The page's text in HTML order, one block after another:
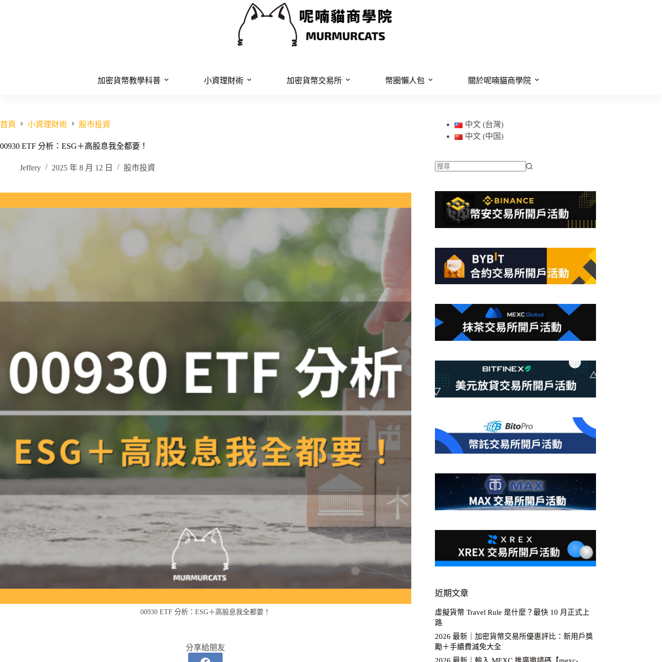
加密貨幣教學科普
小資理財術 加密貨幣交易所 幣圈懶人包 關於呢喃貓商學院
首頁 小資理財術 股市投資
00930 ETF 分析：ESG＋高股息我全都要！
Jeffery 2025 年 8 月 12 日 股市投資
00930 ETF 分析：ESG＋高股息我全都要！
分享給朋友
中文 (台灣)
中文 (中国)
不
件
果
近期文章
虛擬貨幣 Travel Rule 是什麼？最快 10 月正式上
路
2026 最新｜加密貨幣交易所優惠評比：新用戶獎
勵＋手續費減免大全
2026 最新｜輸入 MEXC 推廣邀請碼【mexc-